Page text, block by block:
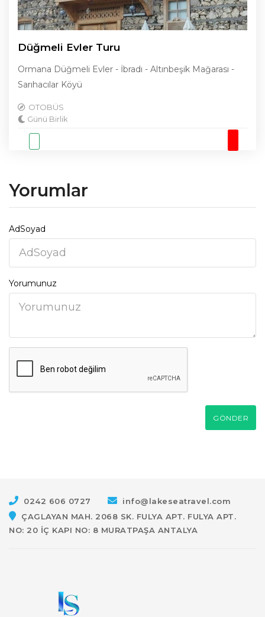
Düğmeli Evler Turu
Ormana Düğmeli Evler - İbradı - Altınbeşik Mağarası -
Sarıhacılar Köyü
OTOBÜS
Günü Birlik
Yorumlar
AdSoyad
Yorumunuz
GÖNDER
0242 606 0727
info@lakeseatravel.com
ÇAGLAYAN MAH. 2068 SK. FULYA APT. FULYA APT.
NO: 20 İÇ KAPI NO: 8 MURATPAŞA ANTALYA